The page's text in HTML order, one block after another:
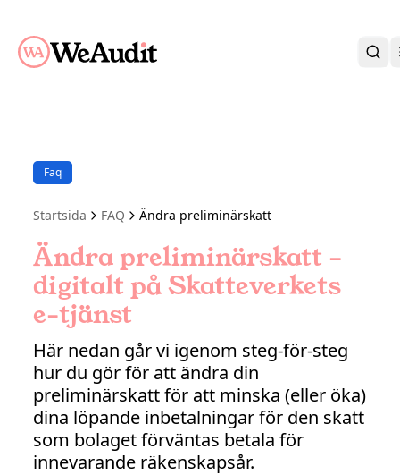
OM OSS
KONTAKT
Faq
Startsida FAQ Ändra preliminärskatt
Ändra preliminärskatt –
digitalt på Skatteverkets
e-tjänst
Här nedan går vi igenom steg-för-steg
hur du gör för att ändra din
preliminärskatt för att minska (eller öka)
dina löpande inbetalningar för den skatt
som bolaget förväntas betala för
innevarande räkenskapsår.